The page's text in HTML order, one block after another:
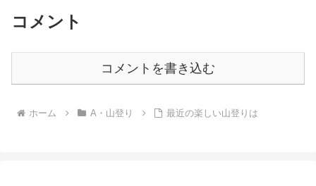
コメント
コメントを書き込む
ホーム A・山登り 最近の楽しい山登りは